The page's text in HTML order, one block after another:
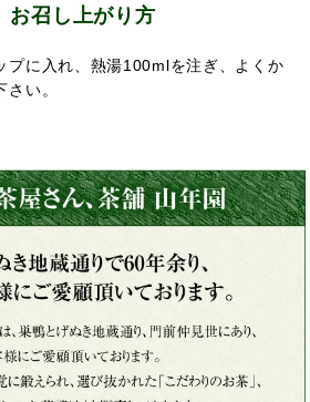
お召し上がり方
プに入れ、熱湯100mlを注ぎ、よくか
い。